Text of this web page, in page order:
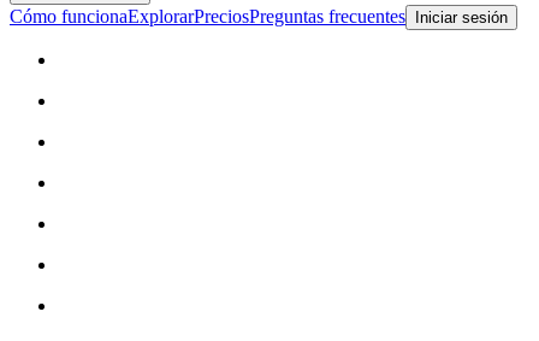
Cómo funcionaExplorarPreciosPreguntas frecuentes Iniciar sesión